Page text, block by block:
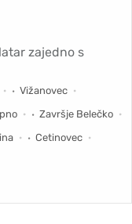
zajedno s
Vižanovec
Završje Belečko
Cetinovec